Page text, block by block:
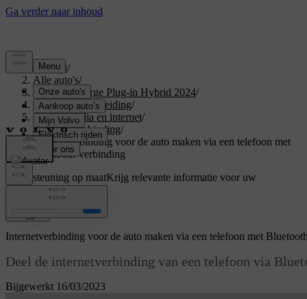
Support/
Alle auto's/
XC40 Recharge Plug-in Hybrid 2024/
Gebruikershandleiding/
Geluid, media en internet/
Internetverbinding/
Internetverbinding voor de auto maken via een telefoon met
Bluetooth-verbinding
Ondersteuning op maatKrijg relevante informatie voor uw
specifieke auto.
Bijgewerkt 16/03/2023
Internetverbinding voor de auto maken via een telefoon met
Deel de internetverbinding van een telefoon via